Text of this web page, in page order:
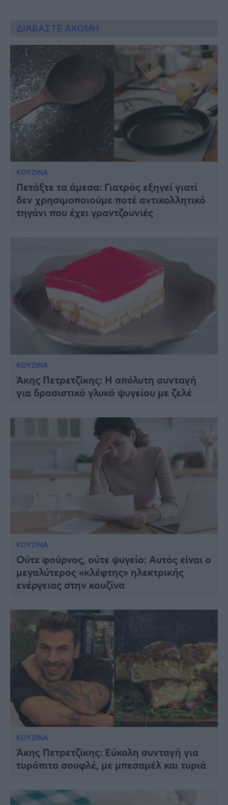
ΔΙΑΒΑΣΤΕ ΑΚΟΜΗ
ΚΟΥΖΙΝΑ
Πετάξτε τα άμεσα: Γιατρός εξηγεί γιατί
δεν χρησιμοποιούμε ποτέ αντικολλητικό
τηγάνι που έχει γραντζουνιές
ΚΟΥΖΙΝΑ
Άκης Πετρετζίκης: Η απόλυτη συνταγή
για δροσιστικό γλυκό ψυγείου με ζελέ
ΚΟΥΖΙΝΑ
Ούτε φούρνος, ούτε ψυγείο: Αυτός είναι ο
μεγαλύτερος «κλέφτης» ηλεκτρικής
ενέργειας στην κουζίνα
ΚΟΥΖΙΝΑ
Άκης Πετρετζίκης: Εύκολη συνταγή για
τυρόπιτα σουφλέ, με μπεσαμέλ και τυριά